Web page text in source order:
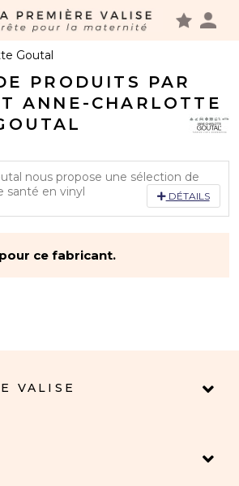
Goutal
PRODUITS PAR
ANNE-CHARLOTTE
nous propose une sélection de
santé en vinyl
DÉTAILS
ce fabricant.
VALISE
cookies